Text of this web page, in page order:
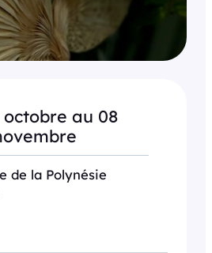
octobre au 08
de la Polynésie